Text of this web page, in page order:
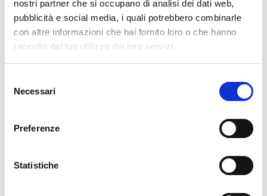
nostri partner che si occupano di analisi dei dati web,
pubblicità e social media, i quali potrebbero combinarle
con altre informazioni che hai fornito loro o che hanno
raccolto dal tuo utilizzo dei loro servizi.
delNecessari
Preferenze
Statistiche
Turisti curiosi di scoprire la vera identità della
Valtellina
Chi cerca esperienze autentiche immerso nella
🏘️ Scopri il comune di